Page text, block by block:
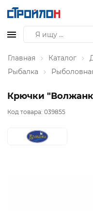
Главная Каталог
Рыбалка
Крючки
Код товара: 039855